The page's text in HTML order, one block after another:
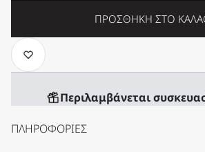
ΠΡΟΣΘΉΚΗ ΣΤΟ
Περιλαμβάνεται
ΠΛΗΡΟΦΟΡΊΕΣ